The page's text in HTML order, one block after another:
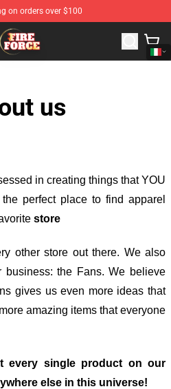
on orders over $100
Fire Force Merchandise Shop
us
in creating things that YOU
perfect place to find apparel
store
other store out there. We also
the Fans. We believe
gives us even more ideas that
amazing items that everyone
every single product on our
else in this universe!